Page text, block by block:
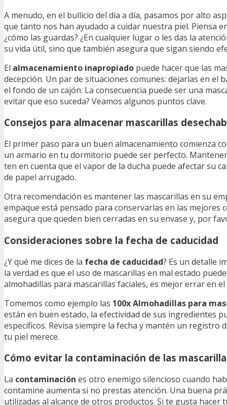
A menudo, en el bullicio del día a día, pasamos por alto
que tanto nos han ayudado a cuidar nuestra piel. Piensa
¿cómo las guardas? ¿En cualquier lugar o les das la
su vida útil, sino que también asegura que sigan siendo
El almacenamiento inapropiado puede hacer que las
decepción. Un par de situaciones comunes: dejarlas en
el fondo de un cajón. La consecuencia puede ser una
evitar que eso suceda? Veamos algunos puntos clave.
Consejos para almacenar mascarillas
El primer paso para un buen almacenamiento comienza
un armario en tu dormitorio puede ser perfecto.
ten en cuenta que el vapor de la ducha puede afectar su
de papel arrugado.
Otra recomendación es mantener las mascarillas en su
empaque está pensado para conservarlas en las mejores
asegura que queden bien cerradas en su envase y, por
Consideraciones sobre la fecha de caducidad
¿Y qué me dices de la fecha de caducidad? Es un detalle
la verdad es que el uso de mascarillas en mal estado
almohadillas para mascarillas faciales, es mejor errar en
Tomemos como ejemplo las 100x Almohadillas para
están en buen estado, la efectividad de sus ingredientes
específicos. Revisa siempre la fecha y mantén un
tu piel merece.
Cómo evitar la contaminación de las
La contaminación es otro enemigo silencioso cuando
contamine aumenta si no prestas atención. Una buena
utilizadas al alcance de otros productos. Si te gusta